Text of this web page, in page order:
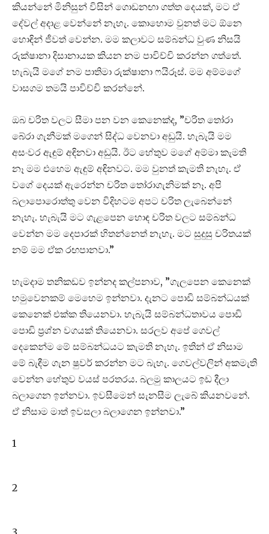
කියන්නේ මිනිසුන් විසින් ගොඩනඟා ගත්ත දෙයක්, මට ඒ
දේවල් අදාළ වෙන්නේ නැහැ. කොහොම වුනත් මට ඕනෙ
හොඳින් ජීවත් වෙන්න. මම කලාවට සම්බන්ධ වුණ නිසයි
රුක්ෂානා දිසානායක කියන නම පාවිච්චි කරන්න ගත්තේ.
හැබැයි මගේ නම පාතිමා රුක්ෂානා ෆයිරූස්. මම අම්මගේ
වාසගම තමයි පාවිච්චි කරන්නේ.
ඔබ චරිත වලට සීමා පන වන කෙනෙක්ද, ”චරිත තෝරා
බේරා ගැනීමක් මගෙන් සිද්ධ වෙනවා අඩුයි. හැබැයි මම
අසංවර ඇඳුම් අඳිනවා අඩුයි. ඊට හේතුව මගේ අම්මා කැමති
නෑ මම එහෙම ඇඳුම් අඳිනවට. මම වුනත් කැමති නැහැ. ඒ
වගේ දෙයක් ඇරෙන්න චරිත තෝරාගැනිමක් නෑ. අපි
බලාපොරොත්තු වෙන විදිහටම අපට චරිත ලැබෙන්නේ
නැහැ. හැබැයි මට ගැළපෙන හොඳ චරිත වලට සම්බන්ධ
වෙන්න මම දෙපාරක් හිතන්නෙත් නැහැ. මට සුදුසු චරිතයක්
නම් මම ඒක රඟපානවා.”
හැමදාම තනිකඩව ඉන්නද කල්පනාව, ”ගැලපෙන කෙනෙක්
හමුවෙනකම් මෙහෙම ඉන්නවා. දැනට පොඩි සම්බන්ධයක්
කෙනෙක් එක්ක තියෙනවා. හැබැයි සම්බන්ධතාවය පොඩි
පොඩි ප්‍රශ්න වගයක් තියෙනවා. සරලව අපේ ගෙවල්
දෙකෙන්ම මේ සම්බන්ධයට කැමති නැහැ. ඉතින් ඒ නිසාම
මේ බැඳීම ගැන ෂුවර් කරන්න මට බැහැ. ගෙවල්වලින් අකමැති
වෙන්න හේතුව වයස් පරතරය. බලමු කාලයට ඉඩ දීලා
බලාගෙන ඉන්නවා. ඉවසීමෙන් සැනසීම ලැබේ කියනවනේ.
ඒ නිසාම මාත් ඉවසලා බලාගෙන ඉන්නවා.”
1
2